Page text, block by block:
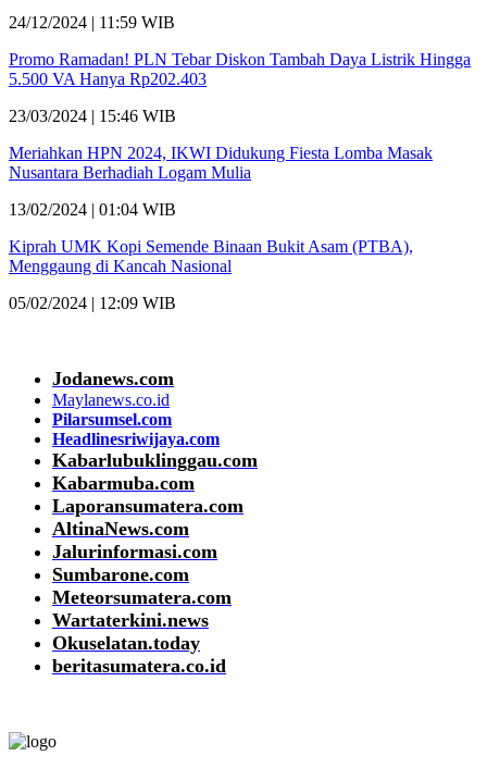
24/12/2024 | 11:59 WIB
Promo Ramadan! PLN Tebar Diskon Tambah Daya Listrik Hingga
5.500 VA Hanya Rp202.403
23/03/2024 | 15:46 WIB
Meriahkan HPN 2024, IKWI Didukung Fiesta Lomba Masak
Nusantara Berhadiah Logam Mulia
13/02/2024 | 01:04 WIB
Kiprah UMK Kopi Semende Binaan Bukit Asam (PTBA),
Menggaung di Kancah Nasional
05/02/2024 | 12:09 WIB
Jodanews.com
Maylanews.co.id
Pilarsumsel.com
Headlinesriwijaya.com
Kabarlubuklinggau.com
Kabarmuba.com
Laporansumatera.com
AltinaNews.com
Jalurinformasi.com
Sumbarone.com
Meteorsumatera.com
Wartaterkini.news
Okuselatan.today
beritasumatera.co.id